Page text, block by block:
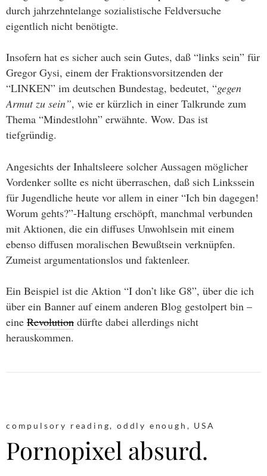
durch jahrzehntelange sozialistische Feldversuche
eigentlich nicht benötigte.
Insofern hat es sicher auch sein Gutes, daß “links sein” für
Gregor Gysi, einem der Fraktionsvorsitzenden der
“LINKEN” im deutschen Bundestag, bedeutet, “gegen
Armut zu sein”, wie er kürzlich in einer Talkrunde zum
Thema “Mindestlohn” erwähnte. Wow. Das ist
tiefgründig.
Angesichts der Inhaltsleere solcher Aussagen möglicher
Vordenker sollte es nicht überraschen, daß sich Linkssein
für Jugendliche heute vor allem in einer “Ich bin dagegen!
Worum gehts?”-Haltung erschöpft, manchmal verbunden
mit Aktionen, die ein diffuses Unwohlsein mit einem
ebenso diffusen moralischen Bewußtsein verknüpfen.
Zumeist argumentationslos und faktenleer.
Ein Beispiel ist die Aktion “I don’t like G8”, über die ich
über ein Banner auf einem anderen Blog gestolpert bin –
eine Revolution dürfte dabei allerdings nicht
herauskommen.
compulsory reading,oddly enough , USA
Pornopixel absurd.